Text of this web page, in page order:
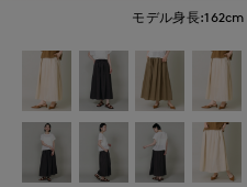
モデル身長:162cm